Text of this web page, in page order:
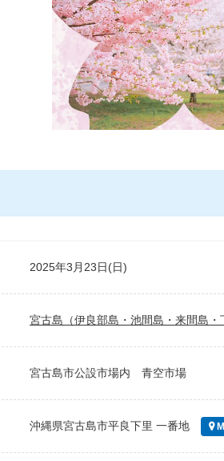
2025年3月23日(日)
宮古島（伊良部島・池間島・来間島・
宮古島市公設市場内 青空市場
沖縄県宮古島市平良下里 一番地